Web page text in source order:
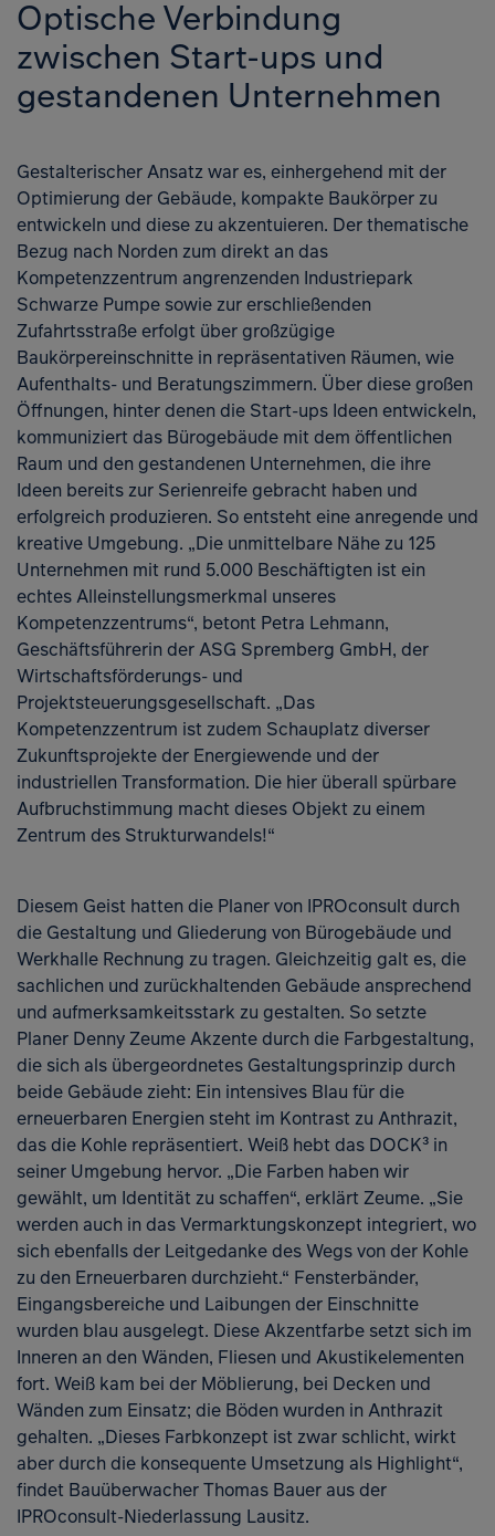
Optische Verbindung
zwischen Start-ups und
gestandenen Unternehmen
Gestalterischer Ansatz war es, einherge­hend mit der
Optimierung der Gebäude, kompakte Baukörper zu
entwickeln und diese zu akzentuieren. Der the­matische
Bezug nach Norden zum direkt an das
Kompetenzzentrum angrenzenden Industriepark
Schwarze Pumpe sowie zur erschließenden
Zufahrtsstraße erfolgt über großzügige
Baukörpereinschnitte in repräsentativen Räumen, wie
Aufenthalts- und Beratungszimmern. Über diese großen
Öffnungen, hinter denen die Start-ups Ideen entwi­ckeln,
kommuniziert das Bürogebäude mit dem öffentlichen
Raum und den ge­standenen Unternehmen, die ihre
Ideen bereits zur Serienreife gebracht haben und
erfolgreich produzieren. So entsteht eine anregende und
kreative Umgebung. „Die unmittelbare Nähe zu 125
Unternehmen mit rund 5.000 Beschäftigten ist ein
echtes Alleinstellungsmerkmal unseres
Kompetenzzentrums“, betont Petra Lehmann,
Geschäftsführerin der ASG Spremberg GmbH, der
Wirtschaftsförderungs- und
Projektsteuerungsgesellschaft. „Das
Kompetenzzentrum ist zudem Schauplatz diverser
Zukunftsprojekte der Energiewende und der
industriellen Transformation. Die hier überall spürbare
Aufbruchstimmung macht dieses Objekt zu einem
Zentrum des Strukturwandels!“
Diesem Geist hatten die Planer von IPROconsult durch
die Gestaltung und Gliederung von Bürogebäude und
Werkhalle Rechnung zu tragen. Gleichzeitig galt es, die
sachlichen und zurückhaltenden Gebäude ansprechend
und aufmerksamkeitsstark zu gestalten. So setzte
Planer Denny Zeume Akzente durch die Farbgestaltung,
die sich als übergeordnetes Gestaltungsprinzip durch
beide Gebäude zieht: Ein intensives Blau für die
erneuerbaren Energien steht im Kontrast zu Anthrazit,
das die Kohle repräsentiert. Weiß hebt das DOCK³ in
seiner Umgebung hervor. „Die Farben haben wir
gewählt, um Identität zu schaffen“, erklärt Zeume. „Sie
werden auch in das Vermarktungskonzept integriert, wo
sich ebenfalls der Leitgedanke des Wegs von der Kohle
zu den Erneuerbaren durchzieht.“ Fensterbänder,
Eingangsbereiche und Laibungen der Einschnitte
wurden blau ausgelegt. Diese Akzentfarbe setzt sich im
Inneren an den Wänden, Fliesen und Akustikelementen
fort. Weiß kam bei der Möblierung, bei Decken und
Wänden zum Einsatz; die Böden wurden in Anthrazit
gehalten. „Dieses Farbkonzept ist zwar schlicht, wirkt
aber durch die konsequente Umsetzung als Highlight“,
findet Bauüberwacher Thomas Bauer aus der
IPROconsult-Niederlassung Lausitz.